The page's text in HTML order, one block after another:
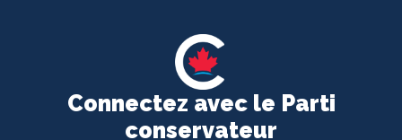
Connectez avec le Parti
conservateur